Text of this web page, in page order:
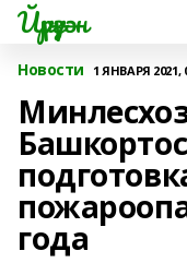
Йүрүҙән
Новости 1 ЯНВАРЯ 2021,
года